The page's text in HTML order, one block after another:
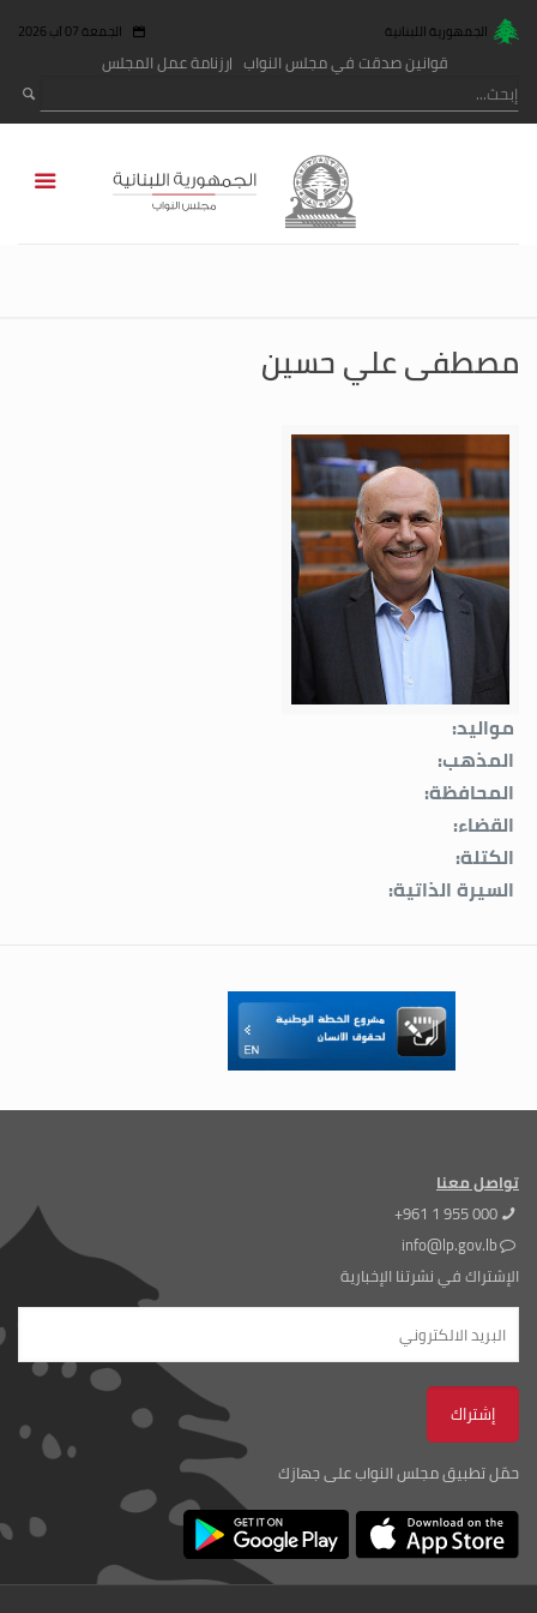
الجمهورية اللبنانية الجمعة 07 آب 2026
قوانين صدقت في مجلس النواب رزنامة عمل المجلس
مصطفى علي حسين
مواليد:
المذهب:
المحافظة:
القضاء:
الكتلة:
السيرة الذاتية:
تواصل معنا
+961 1 955 000
info@lp.gov.lb
الإشتراك في نشرتنا الإخبارية
حمّل تطبيق مجلس النواب على جهازك